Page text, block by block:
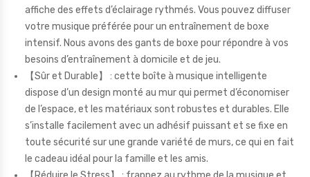
affiche des effets d’éclairage rythmés. Vous pouvez diffuser
votre musique préférée pour un entraînement de boxe
intensif. Nous avons des gants de boxe pour répondre à vos
besoins d’entraînement à domicile et de jeu.
【Sûr et Durable】 : cette boîte à musique intelligente
dispose d’un design monté au mur qui permet d’économiser
de l’espace, et les matériaux sont robustes et durables. Elle
s’installe facilement avec un adhésif puissant et se fixe en
toute sécurité sur une grande variété de murs, ce qui en fait
le cadeau idéal pour la famille et les amis.